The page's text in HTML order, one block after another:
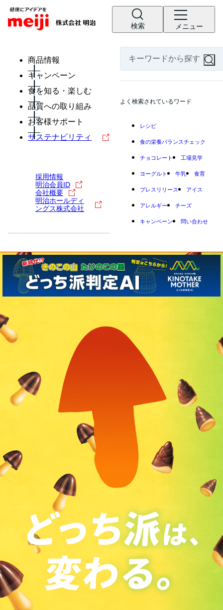
検索 メニュー
商品情報
キャンペーン
食を知る・楽しむ
品質への取り組み
お客様サポート
サステナビリティ
採用情報
明治会員ID
会社概要
明治ホールディ
ングス株式会社
よく検索されているワード
レシピ
食の栄養バランスチェック
チョコレート 工場見学
ヨーグルト 牛乳 食育
プレスリリース アイス
アレルギー チーズ
キャンペーン 問い合わせ